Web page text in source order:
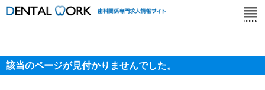
該当のページが見付かりませんでした。